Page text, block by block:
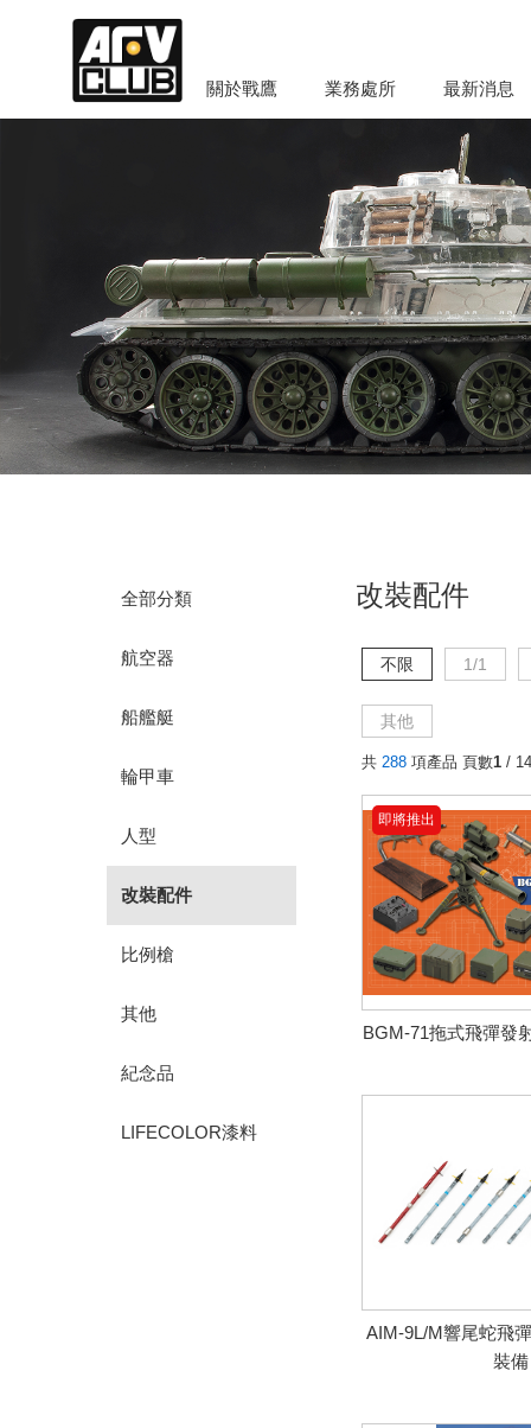
關於戰鷹 業務處所 最新消息
全部分類
航空器
船艦艇
輪甲車
人型
改裝配件
比例槍
其他
紀念品
LIFECOLOR漆料
改裝配件
不限 1/1
其他
共 288 項產品 頁數1 / 14
即將推出
BGM-71拖式飛彈發
AIM-9L/M響尾蛇飛
裝備